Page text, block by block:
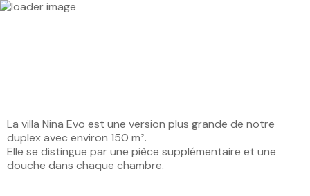
La villa Nina Evo est une version plus grande de notre
duplex avec environ 150 m².
Elle se distingue par une pièce supplémentaire et une
douche dans chaque chambre.